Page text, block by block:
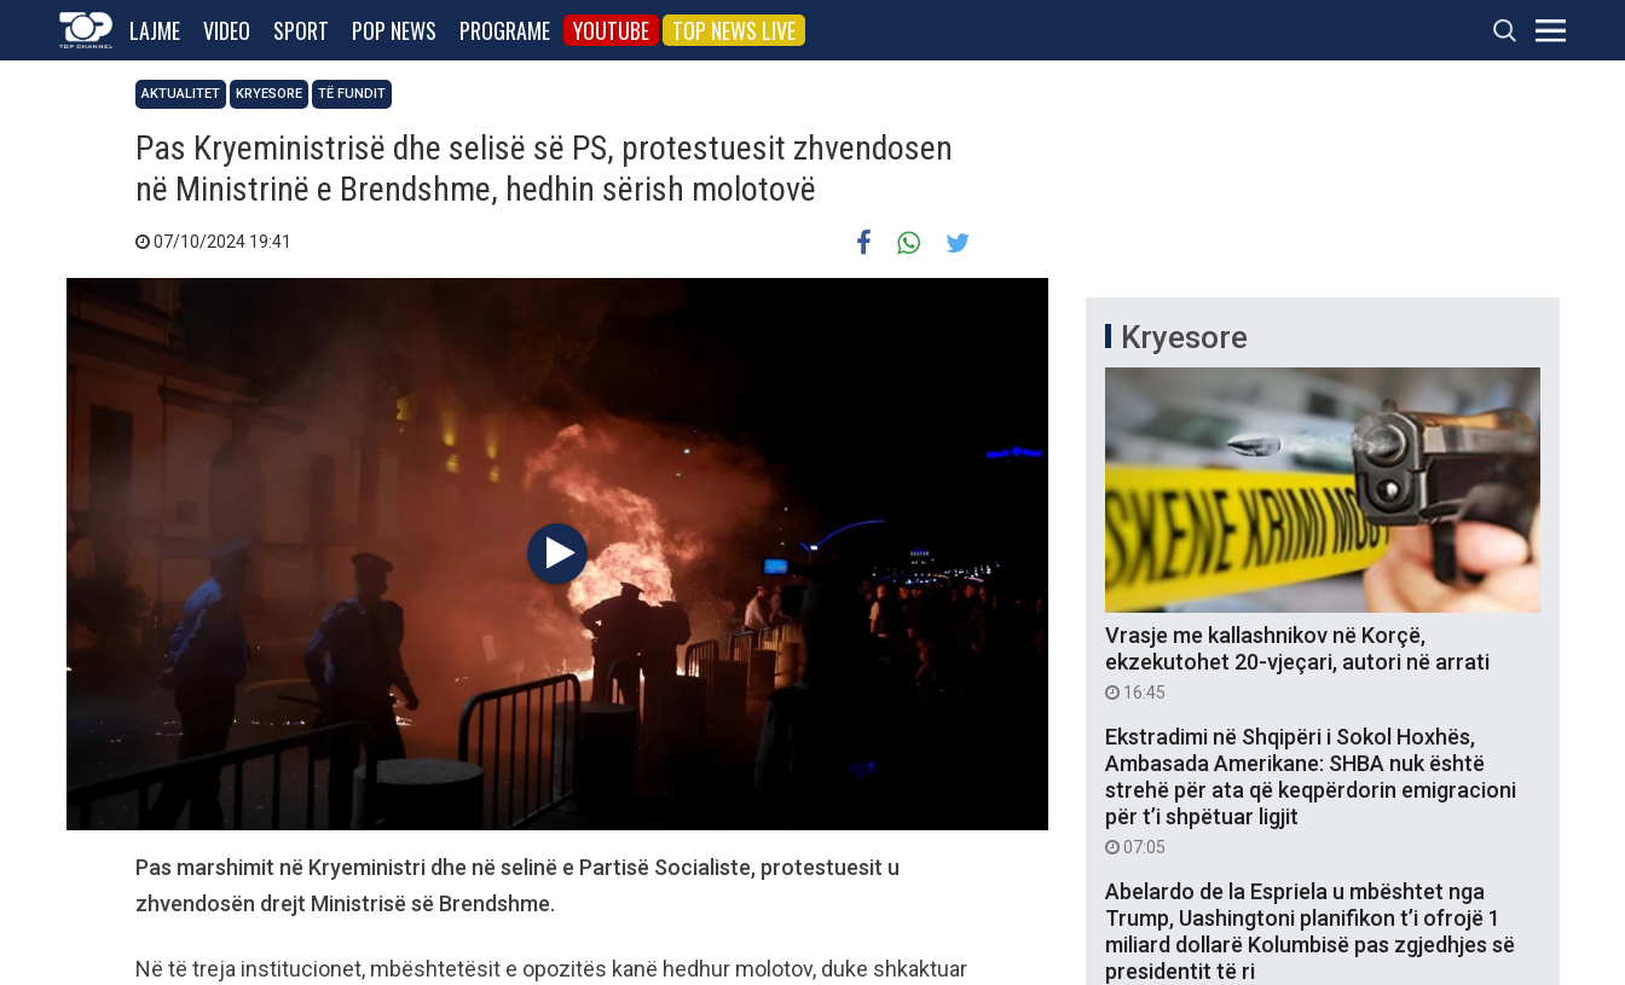
LAJME VIDEO SPORT POP NEWS PROGRAME YOUTUBE TOP NEWS LIVE
AKTUALITET KRYESORE TË FUNDIT
Pas Kryeministrisë dhe selisë së PS, protestuesit zhvendosen
në Ministrinë e Brendshme, hedhin sërish molotovë
07/10/2024 19:41
Pas marshimit në Kryeministri dhe në selinë e Partisë Socialiste, protestuesit u
zhvendosën drejt Ministrisë së Brendshme.
Në të treja institucionet, mbështetësit e opozitës kanë hedhur molotov, duke shkaktuar
Kryesore
Vrasje me kallashnikov në Korçë,
ekzekutohet 20-vjeçari, autori në arrati
16:45
Ekstradimi në Shqipëri i Sokol Hoxhës,
Ambasada Amerikane: SHBA nuk është
strehë për ata që keqpërdorin emigracioni
për t’i shpëtuar ligjit
07:05
Abelardo de la Espriela u mbështet nga
Trump, Uashingtoni planifikon t’i ofrojë 1
miliard dollarë Kolumbisë pas zgjedhjes së
presidentit të ri